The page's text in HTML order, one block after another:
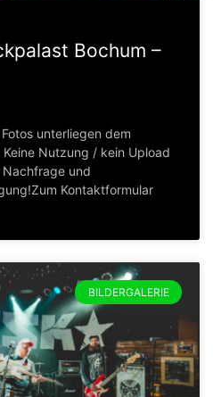
Bochum –
unterliegen dem
Nutzung / kein Upload
und
Kontaktformular
BILDERGALERIE